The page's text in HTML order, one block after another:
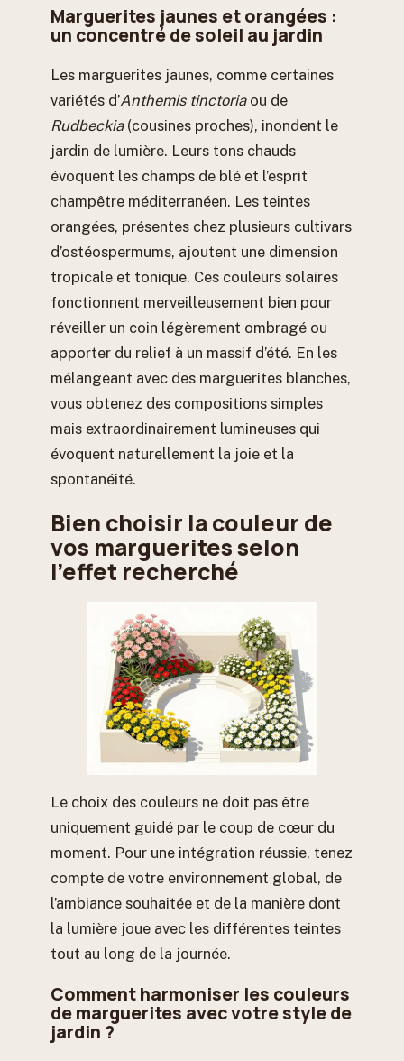
Marguerites jaunes et orangées :
un concentré de soleil au jardin
Les marguerites jaunes, comme certaines
variétés d’Anthemis tinctoriaou de
Rudbeckia(cousines proches), inondent le
jardin de lumière. Leurs tons chauds
évoquent les champs de blé et l’esprit
champêtre méditerranéen. Les teintes
orangées, présentes chez plusieurs cultivars
d’ostéospermums, ajoutent une dimension
tropicale et tonique. Ces couleurs solaires
fonctionnent merveilleusement bien pour
réveiller un coin légèrement ombragé ou
apporter du relief à un massif d’été. En les
mélangeant avec des marguerites blanches,
vous obtenez des compositions simples
mais extraordinairement lumineuses qui
évoquent naturellement la joie et la
spontanéité.
Bien choisir la couleur de
vos marguerites selon
l’effet recherché
Le choix des couleurs ne doit pas être
uniquement guidé par le coup de cœur du
moment. Pour une intégration réussie, tenez
compte de votre environnement global, de
l’ambiance souhaitée et de la manière dont
la lumière joue avec les différentes teintes
tout au long de la journée.
Comment harmoniser les couleurs
de marguerites avec votre style de
jardin ?